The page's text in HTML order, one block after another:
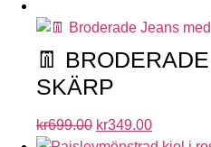
👖
SKÄRP
kr699.00 kr349.00